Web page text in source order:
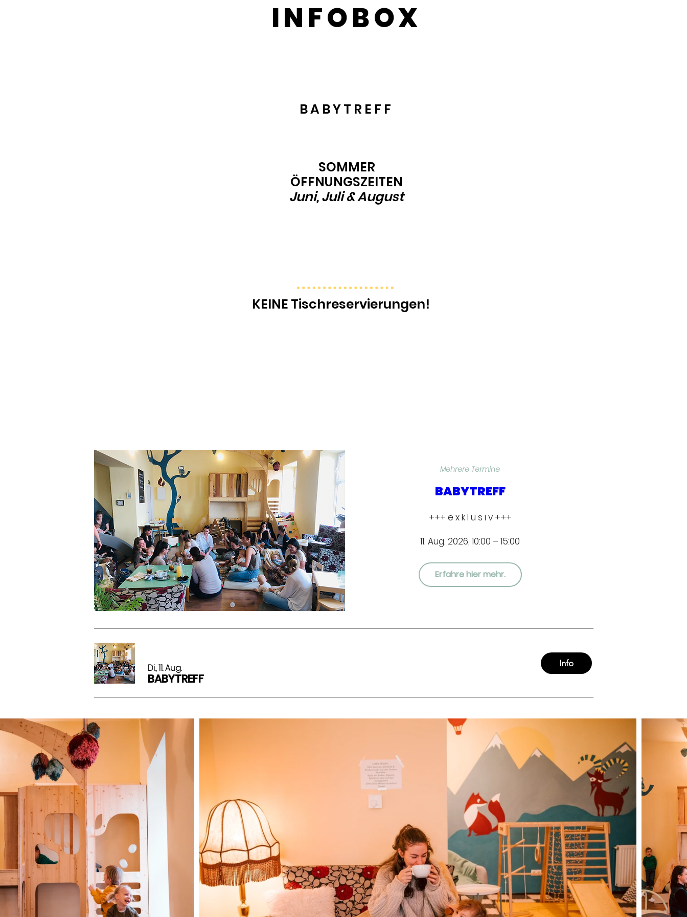
INFOBOX
B A B Y T R E F F
SOMMER
ÖFFNUNGSZEITEN
Juni, Juli & August
KEINE Tischreservierungen!
Mehrere Termine
BABYTREFF
+++ e x k l u s i v +++
11. Aug. 2026, 10:00 – 15:00
Erfahre hier mehr.
Di., 11. Aug.
BABYTREFF
Info